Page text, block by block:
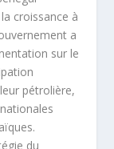
croissance à
a
sur le
pétrolière,
du